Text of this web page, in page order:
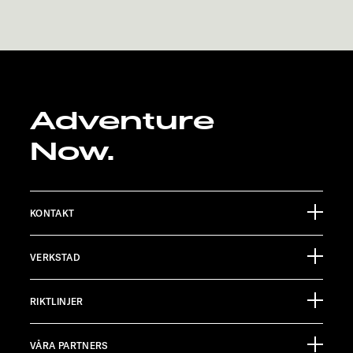
Adventure
Now.
KONTAKT
Ölmühlestraße 6
88299 Leutkirch
Germany
KUNDSERVICE
VERKSTAD
Informationsmaterial
RIKTLINJER
VÅRA PARTNERS